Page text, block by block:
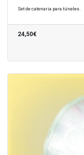
Set de catenaria para túneles.
24,50€